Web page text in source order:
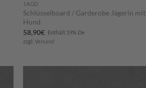
JAGD
Schlüsselboard / Garderobe Jägerin mit
Hund
58,90€ Enthält 19% De
zzgl.Versand